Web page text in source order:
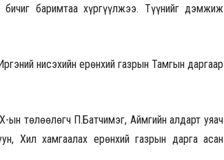
баримтаа хүргүүлжээ. Түүнийг дэмжиж
нисэхийн ерөнхий газрын Тамгын даргаар
төлөөлөгч П.Батчимэг, Аймгийн алдарт уяач
Хил хамгаалах ерөнхий газрын дарга асан